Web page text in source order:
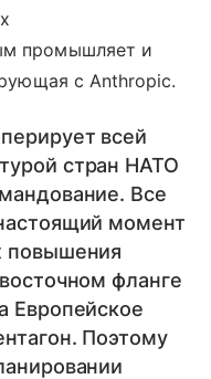
промышляет и
с Anthropic.
всей
стран НАТО
Все
момент
повышения
фланге
Европейское
Поэтому